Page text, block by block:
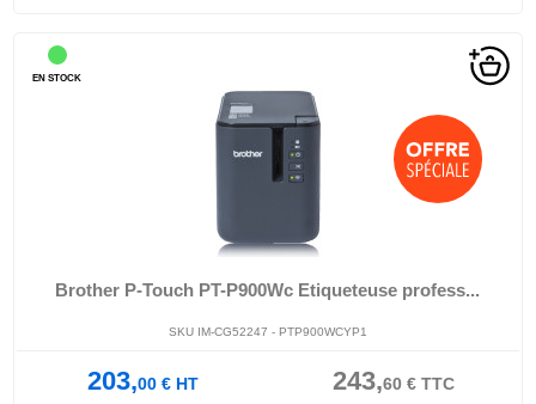
Brother P-Touch PT-P900Wc Etiqueteuse profess...
SKU IM-CG52247 - PTP900WCYP1
203,00€HT 243,60€TTC
EN STOCK